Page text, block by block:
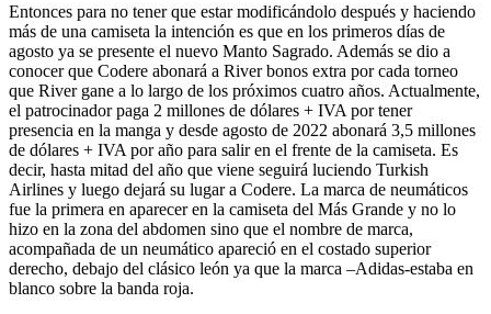
Entonces para no tener que estar modificándolo después y haciendo
más de una camiseta la intención es que en los primeros días de
agosto ya se presente el nuevo Manto Sagrado. Además se dio a
conocer que Codere abonará a River bonos extra por cada torneo
que River gane a lo largo de los próximos cuatro años. Actualmente,
el patrocinador paga 2 millones de dólares + IVA por tener
presencia en la manga y desde agosto de 2022 abonará 3,5 millones
de dólares + IVA por año para salir en el frente de la camiseta. Es
decir, hasta mitad del año que viene seguirá luciendo Turkish
Airlines y luego dejará su lugar a Codere. La marca de neumáticos
fue la primera en aparecer en la camiseta del Más Grande y no lo
hizo en la zona del abdomen sino que el nombre de marca,
acompañada de un neumático apareció en el costado superior
derecho, debajo del clásico león ya que la marca –Adidas-estaba en
blanco sobre la banda roja.